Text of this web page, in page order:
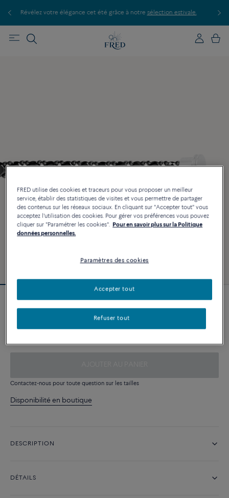
Découvrez nos créations en boutique, prenez rendez-vous.
Bracelet ligne diamants noirs or blanc
15 360 €
Contactez-nous pour toute question sur les tailles
Disponibilité en boutique
DESCRIPTION
DÉTAILS
FRED utilise des cookies et traceurs pour vous proposer un meilleur
service, établir des statistiques de visites et vous permettre de partager
des contenus sur les réseaux sociaux. En cliquant sur "Accepter tout" vous
acceptez l'utilisation des cookies. Pour gérer vos préférences vous pouvez
cliquer sur "Paramétrer les cookies". Pour en savoir plus sur la Politique
données personnelles.
Paramètres des cookies
Refuser tout
Accepter tout